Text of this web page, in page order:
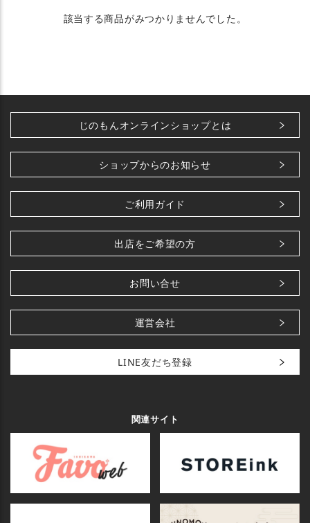
該当する商品がみつかりませんでした。
じのもんオンラインショップとは
ショップからのお知らせ
ご利用ガイド
出店をご希望の方
お問い合せ
運営会社
LINE友だち登録
関連サイト